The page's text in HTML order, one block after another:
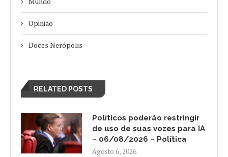
Opinião
Doces Nerópolis
RELATED POSTS
Políticos poderão restringir
de uso de suas vozes para IA
– 06/08/2026 – Política
Agosto 6, 2026